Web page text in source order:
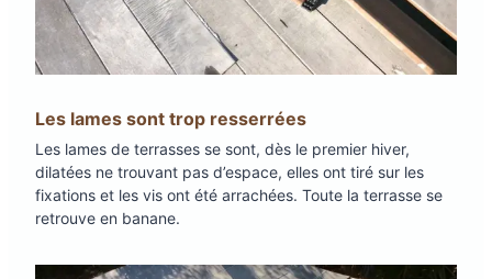
Les lames sont trop resserrées
Les lames de terrasses se sont, dès le premier hiver,
dilatées ne trouvant pas d’espace, elles ont tiré sur les
fixations et les vis ont été arrachées. Toute la terrasse se
retrouve en banane.